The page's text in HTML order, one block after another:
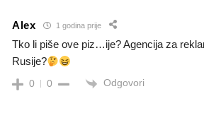
Alex 1 godina prije
Tko li piše ove piz…ije? Agencija za
Rusije?
0 0 Odgovori